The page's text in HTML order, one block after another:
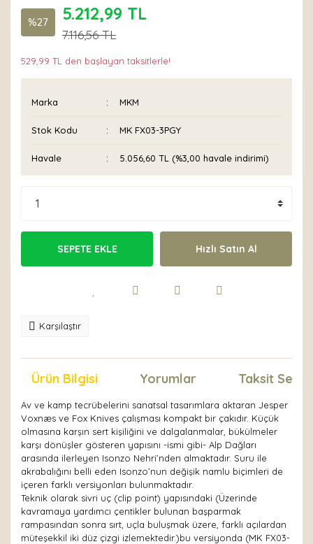
%27 5.212,99 TL
7.116,56 TL
529,99 TL den başlayan taksitlerle!
Marka MKM
Stok Kodu MK FX03-3PGY
Havale 5.056,60 TL (%3,00 havale indirimi)
SEPETE EKLE Hızlı Satın Al
Karşılaştır
Ürün Bilgisi Yorumlar Taksit
Av ve kamp tecrübelerini sanatsal tasarımlara aktaran Jesper
Voxnæs ve Fox Knives çalışması kompakt bir çakıdır. Küçük
olmasına karşın sert kişiliğini ve dalgalanmalar, bükülmeler
karşı dönüşler gösteren yapısını -ismi gibi- Alp Dağları
arasında ilerleyen Isonzo Nehri’nden almaktadır. Suru ile
akrabalığını belli eden Isonzo’nun değişik namlu biçimleri de
içeren farklı versiyonları bulunmaktadır.
Teknik olarak sivri uç (clip point) yapısındaki (Üzerinde
kavramaya yardımcı çentikler bulunan başparmak
rampasından sonra sırt, uçla buluşmak üzere, farklı açılardan
müteşekkil iki düz çizgi izlemektedir.)bu versiyonda (MK FX03-